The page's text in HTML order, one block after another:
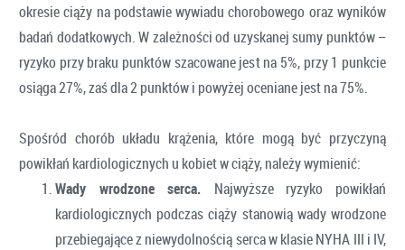
okresie ciąży na podstawie wywiadu chorobowego oraz wyników
badań dodatkowych. W zależności od uzyskanej sumy punktów –
ryzyko przy braku punktów szacowane jest na 5%, przy 1 punkcie
osiąga 27%, zaś dla 2 punktów i powyżej oceniane jest na 75%.
Spośród chorób układu krążenia, które mogą być przyczyną
powikłań kardiologicznych u kobiet w ciąży, należy wymienić:
Wady wrodzone serca. Najwyższe ryzyko powikłań
kardiologicznych podczas ciąży stanowią wady wrodzone
przebiegające z niewydolnością serca w klasie NYHA III i IV,